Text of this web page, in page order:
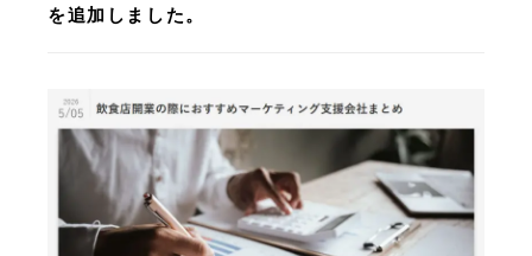
を追加しました。